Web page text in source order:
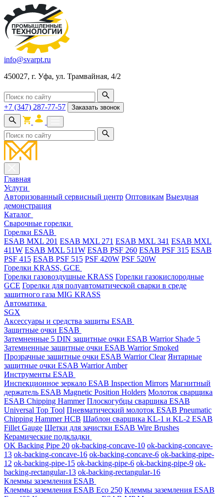
info@svarpt.ru
450027, г. Уфа, ул. Трамвайная, 4/2
+7 (347) 287-77-57 Заказать звонок
Главная
Услуги
Авторизованный сервисный центр Оптовикам Выездная
демонстрация
Каталог
Cварочные горелки
Горелки ESAB
ESAB MXL 201 ESAB MXL 271 ESAB MXL 341 ESAB MXL
411W ESAB MXL 511W ESAB PSF 260 ESAB PSF 315 ESAB
PSF 415 ESAB PSF 515 PSF 420W PSF 520W
Горелки KRASS, GCE
Горелки газовоздушные KRASS Горелки газокислородные
GCE Горелки для полуавтоматической сварки в среде
защитного газа MIG KRASS
Автоматика
SGX
Аксессуары и средства защиты ESAB
Защитные очки ESAB
Затемненные 5 DIN защитные очки ESAB Warrior Shade 5
Затемненные защитные очки ESAB Warrior Smoked
Прозрачные защитные очки ESAB Warrior Clear Янтарные
защитные очки ESAB Warrior Amber
Инструменты ESAB
Инспекционное зеркало ESAB Inspection Mirrors Магнитный
держатель ESAB Magnetic Position Holders Молоток сварщика
ESAB Chipping Hammer Плоскогубцы сварщика ESAB
Universal Top Tool Пневматический молоток ESAB Pneumatic
Chipping Hammer HCB Шаблон сварщика KL-1 и KL-2 ESAB
Fillet Gauge Щетки для зачистки ESAB Wire Brushes
Керамические подкладки
OK Backing Pipe 20 ok-backing-concave-10 ok-backing-concave-
13 ok-backing-concave-16 ok-backing-concave-6 ok-backing-pipe-
12 ok-backing-pipe-15 ok-backing-pipe-6 ok-backing-pipe-9 ok-
backing-rectangular-13 ok-backing-rectangular-16
Клеммы заземления ESAB
Клеммы заземления ESAB Eco 250 Клеммы заземления ESAB